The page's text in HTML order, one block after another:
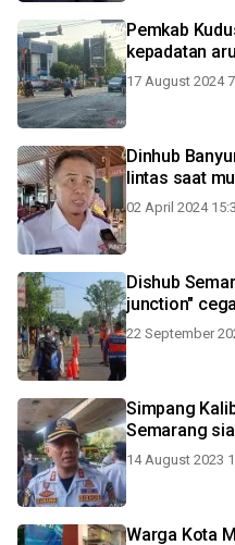
Pemkab Kudus segera miliki ATCS untuk
kepadatan
17 August 2024
Dinhub
02 April 2024
Dishub Semarang perbanyak "yellow box
junction"
22 September
Simpang
Semarang
14 August 2023
Warga Kota